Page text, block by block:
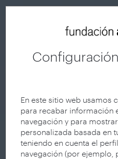
En este sitio web usamos
para recabar información
navegación y para
personalizada basada en
teniendo en cuenta el
navegación (por ejemplo,